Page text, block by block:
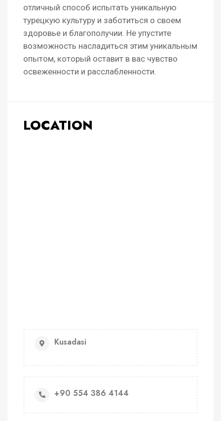
отличный способ испытать уникальную
турецкую культуру и заботиться о своем
здоровье и благополучии. Не упустите
возможность насладиться этим уникальным
опытом, который оставит в вас чувство
освеженности и расслабленности.
LOCATION
Kusadasi
+90 554 386 4144